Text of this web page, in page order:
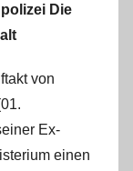
Die
von
Ex-
einen